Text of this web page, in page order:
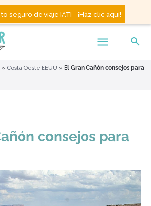
seguro de viaje IATI - ¡Haz clic aquí!
» Costa Oeste EEUU » El Gran Cañón consejos para
consejos para